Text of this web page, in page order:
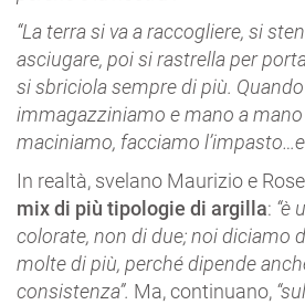
“La terra si va a raccogliere, si
asciugare, poi si rastrella per
si sbriciola sempre di più.
immagazziniamo e mano a mano
maciniamo, facciamo l’impasto…e
In realtà, svelano Maurizio e
mix di più tipologie di argilla: “è
colorate, non di due; noi diciamo
molte di più, perché dipende
consistenza”. Ma, continuano,